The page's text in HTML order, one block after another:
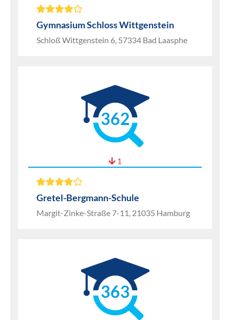
Gymnasium Schloss Wittgenstein
Schloß Wittgenstein 6, 57334 Bad Laasphe
362
1
Gretel-Bergmann-Schule
Margit-Zinke-Straße 7-11, 21035 Hamburg
363